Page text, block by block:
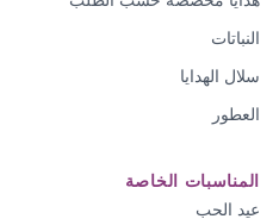
النباتات
سلال الهدايا
العطور
المناسبات الخاصة
عيد الحب